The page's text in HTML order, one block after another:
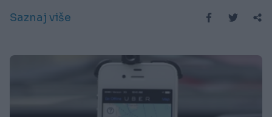
Saznaj više